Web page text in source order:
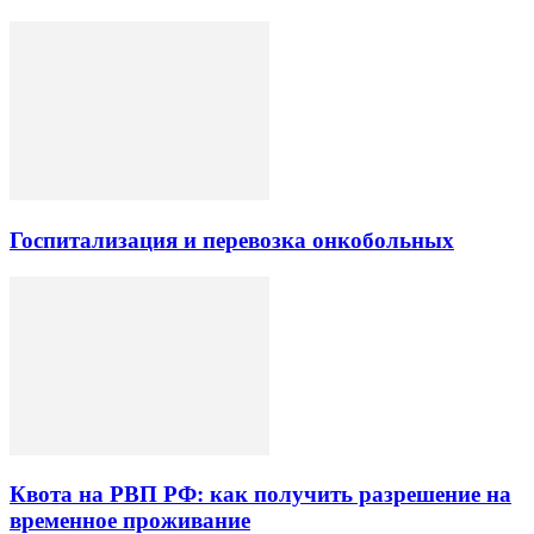
Госпитализация и перевозка онкобольных
Квота на РВП РФ: как получить разрешение на
временное проживание